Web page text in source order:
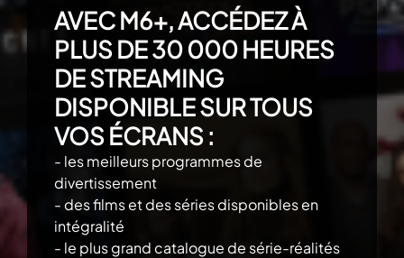
AVEC M6+, ACCÉDEZ À
PLUS DE 30 000 HEURES
DE STREAMING
DISPONIBLE SUR TOUS
VOS ÉCRANS :
- les meilleurs programmes de
divertissement
- des films et des séries disponibles en
intégralité
- le plus grand catalogue de série-réalités